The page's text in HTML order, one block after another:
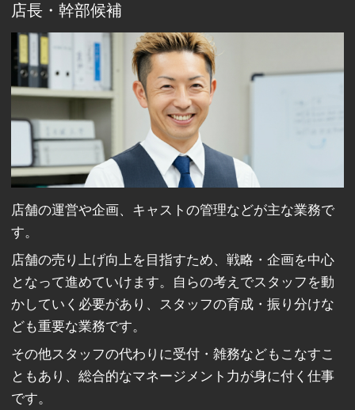
店長・幹部候補
店舗の運営や企画、キャストの管理などが主な業務で
す。
店舗の売り上げ向上を目指すため、戦略・企画を中心
となって進めていけます。自らの考えでスタッフを動
かしていく必要があり、スタッフの育成・振り分けな
ども重要な業務です。
その他スタッフの代わりに受付・雑務などもこなすこ
ともあり、総合的なマネージメント力が身に付く仕事
です。